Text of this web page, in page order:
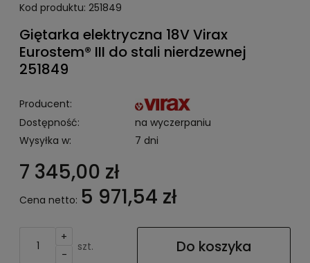
Kod produktu: 251849
Giętarka elektryczna 18V Virax
Eurostem® III do stali nierdzewnej
251849
Producent:
Dostępność:
na wyczerpaniu
Wysyłka w:
7 dni
7 345,00 zł
Cena netto: 5 971,54 zł
+
-
szt. Do koszyka